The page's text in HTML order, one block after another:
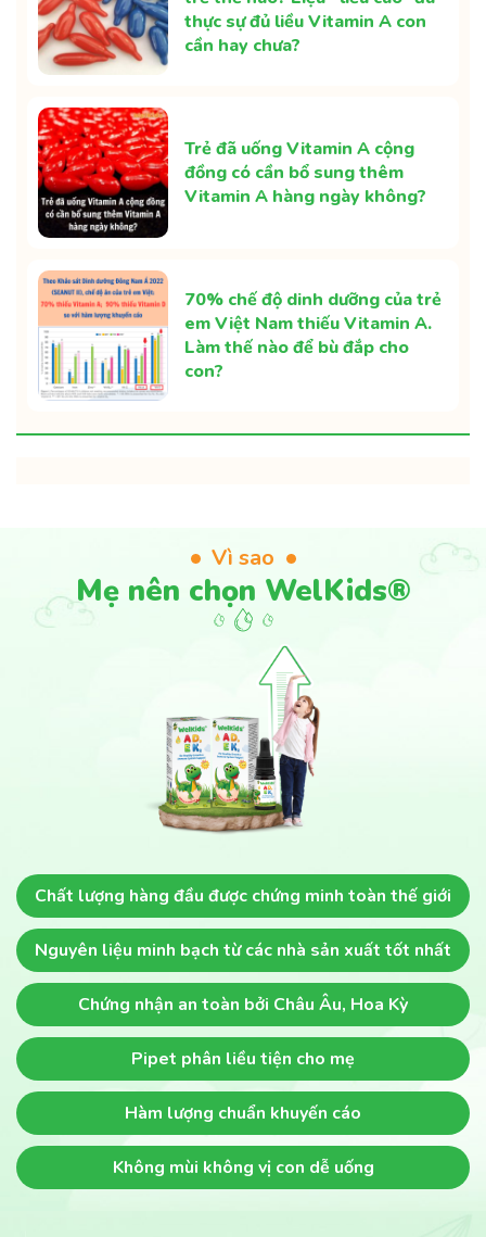
thực sự đủ liều Vitamin A con
cần hay chưa?
Trẻ đã uống Vitamin A cộng
đồng có cần bổ sung thêm
Vitamin A hàng ngày không?
70% chế độ dinh dưỡng của trẻ
em Việt Nam thiếu Vitamin A.
Làm thế nào để bù đắp cho
con?
Vì sao
Mẹ nên chọn WelKids®
Chất lượng hàng đầu được chứng minh toàn thế giới
Nguyên liệu minh bạch từ các nhà sản xuất tốt nhất
Chứng nhận an toàn bởi Châu Âu, Hoa Kỳ
Pipet phân liều tiện cho mẹ
Hàm lượng chuẩn khuyến cáo
Không mùi không vị con dễ uống